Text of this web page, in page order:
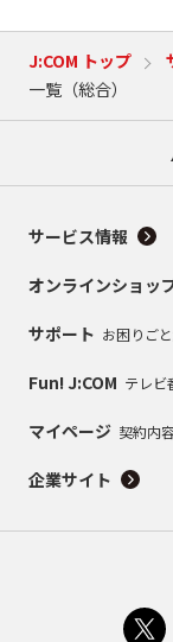
J:COM トップ
一覧（総合）
サービス情報
オンラインショッ
サポート お困りご
Fun! J:COM テレビ
マイページ 契約内
企業サイト